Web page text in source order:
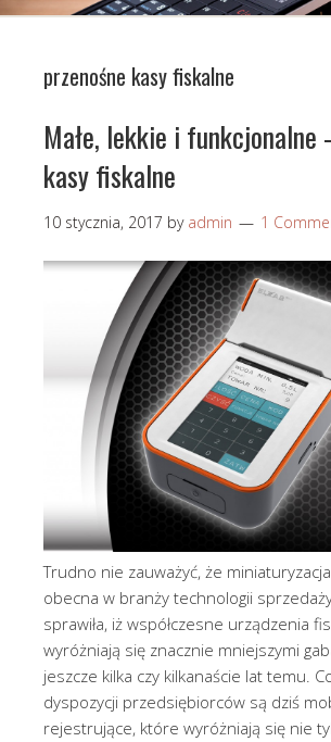
przenośne kasy fiskalne
Małe, lekkie i funkcjonalne
kasy fiskalne
10 stycznia, 2017 by admin 1
Trudno nie zauważyć, że
obecna w branży technologii
sprawiła, iż współczesne urządzenia
wyróżniają się znacznie mniejszymi
jeszcze kilka czy kilkanaście lat temu.
dyspozycji przedsiębiorców są dziś
rejestrujące, które wyróżniają się nie